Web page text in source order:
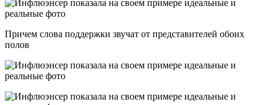
Причем слова поддержки звучат от представителей обоих
полов